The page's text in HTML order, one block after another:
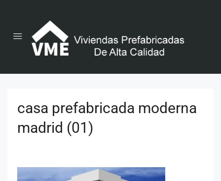
casa prefabricada moderna
madrid (01)